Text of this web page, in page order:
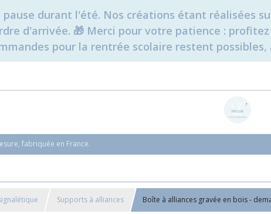
durant l'été. Nos créations étant réalisées
d'arrivée. 🎁 Merci pour votre patience : profitez
pour la rentrée scolaire restent
fabriquée en France.
Supports à alliances Boîte à alliances gravée en bois -